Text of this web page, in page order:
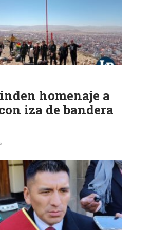
homenaje a
iza de bandera